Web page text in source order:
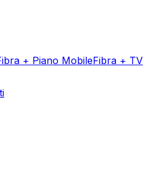
+ Piano MobileFibra + TV